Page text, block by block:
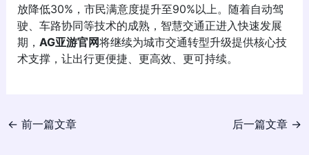
放降低30%，市民满意度提升至90%以上。随着自动驾
驶、车路协同等技术的成熟，智慧交通正进入快速发展
期， AG亚游官网将继续为城市交通转型升级提供核心技
术支撑，让出行更便捷、更高效、更可持续。
← 前一篇文章 后一篇文章 →